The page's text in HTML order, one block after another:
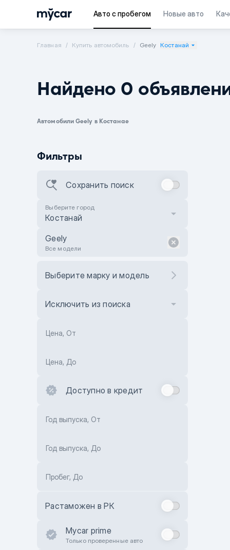
Авто с пробегом Новые авто
Главная Купить автомобиль Geely Костанай
Найдено 0
Автомобили Geely в Костанае
Фильтры
Сохранить поиск
Выберите город
Костанай
Geely
Все модели
Выберите марку и модель
Исключить из поиска
Цена, От
Цена, До
Доступно в кредит
Год выпуска, От
Год выпуска, До
Пробег, До
Растаможен в РК
Mycar prime
Только проверенные авто